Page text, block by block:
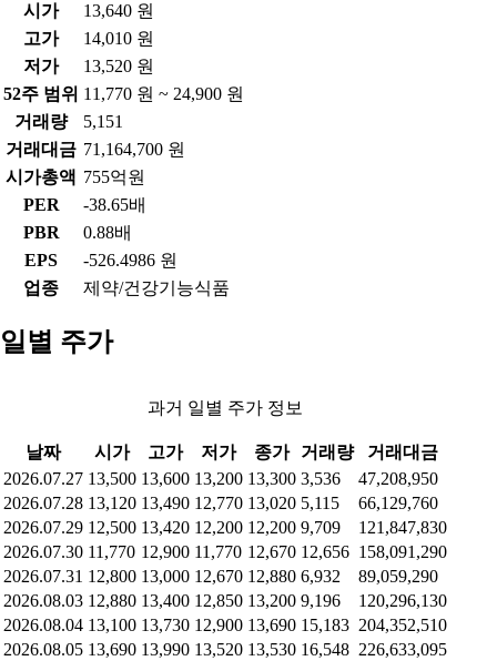
시가
13,640 원
고가
14,010 원
저가
13,520 원
52주 범위 11,770 원 ~ 24,900 원
거래량
5,151
거래대금 71,164,700 원
시가총액 755억원
PER
-38.65배
PBR
0.88배
EPS
-526.4986 원
업종
제약/건강기능식품
일별 주가
과거 일별 주가 정보
날짜 시가 고가 저가 종가 거래량
거래대금
2026.07.27 13,500 13,600 13,200 13,300 3,536
47,208,950
2026.07.28 13,120 13,490 12,770 13,020 5,115
66,129,760
2026.07.29 12,500 13,420 12,200 12,200 9,709
121,847,830
2026.07.30 11,770 12,900 11,770 12,670 12,656 158,091,290
2026.07.31 12,800 13,000 12,670 12,880 6,932
89,059,290
2026.08.03 12,880 13,400 12,850 13,200 9,196
120,296,130
2026.08.04 13,100 13,730 12,900 13,690 15,183 204,352,510
2026.08.05 13,690 13,990 13,520 13,530 16,548 226,633,095